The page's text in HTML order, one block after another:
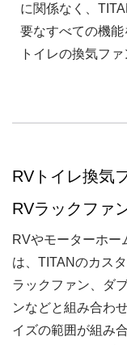
に関係なく、
要なすべての機
トイレの換気フ
RVトイレ換気
RVラックファ
RVやモーターホー
は、TITANのカス
ラックファン、ダ
ンなどと組み合わ
イズの範囲が組み